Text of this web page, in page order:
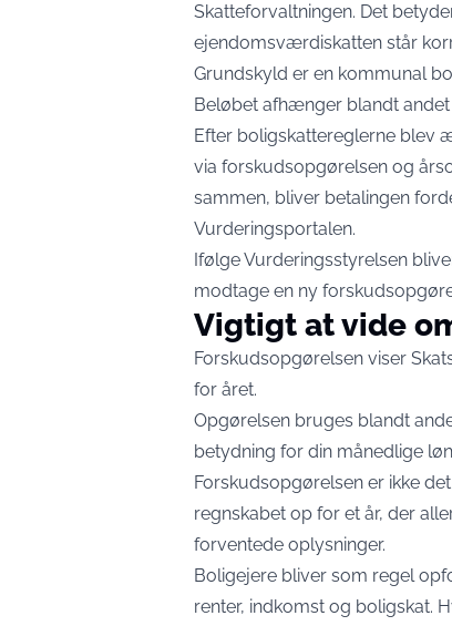
Skatteforvaltningen. Det
ejendomsværdiskatten står
Grundskyld er en kommunal
Beløbet afhænger blandt
Efter boligskattereglerne blev
via forskudsopgørelsen og
sammen, bliver betalingen
Vurderingsportalen.
Ifølge Vurderingsstyrelsen
modtage en ny
Vigtigt at vide
Forskudsopgørelsen viser
for året.
Opgørelsen bruges blandt
betydning for din månedlige
Forskudsopgørelsen er ikke
regnskabet op for et år, der
forventede oplysninger.
Boligejere bliver som regel
renter, indkomst og boligskat.